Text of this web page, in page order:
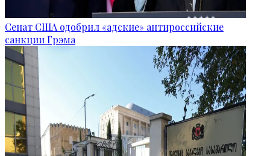
Сенат США одобрил «адские» антироссийские
санкции Грэма